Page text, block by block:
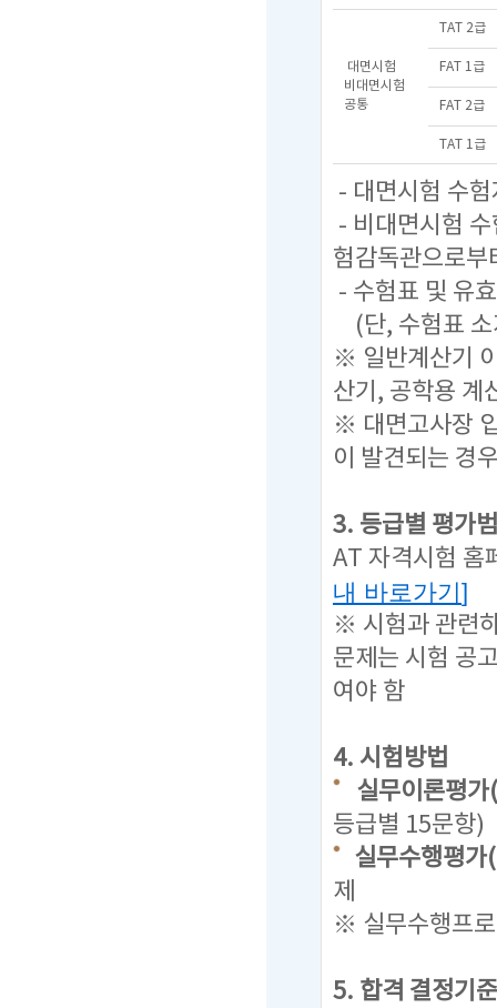
대면시험
비대면시험
공통
TAT 2급
FAT 1급
FAT 2급
TAT 1급
- 대면시험 수
- 비대면시험
험감독관으로
- 수험표 및 유
(단, 수험표
※ 일반계산기
산기, 공학용 계
※ 대면고사장
이 발견되는 경
3. 등급별 평가
AT 자격시험 홈
내 바로가기]
※ 시험과 관련
문제는 시험 공
여야 함
4. 시험방법
실무이론평
등급별 15문항)
실무수행평
제
※ 실무수행프
5. 합격 결정기준